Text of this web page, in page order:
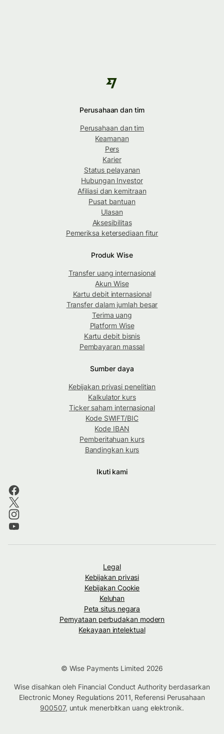
Perusahaan dan tim
Perusahaan dan tim
Keamanan
Pers
Karier
Status pelayanan
Hubungan Investor
Afiliasi dan kemitraan
Pusat bantuan
Ulasan
Aksesibilitas
Pemeriksa ketersediaan fitur
Produk Wise
Transfer uang internasional
Akun Wise
Kartu debit internasional
Transfer dalam jumlah besar
Terima uang
Platform Wise
Kartu debit bisnis
Pembayaran massal
Sumber daya
Kebijakan privasi penelitian
Kalkulator kurs
Ticker saham internasional
Kode SWIFT/BIC
Kode IBAN
Pemberitahuan kurs
Bandingkan kurs
Ikuti kami
Legal
Kebijakan privasi
Kebijakan Cookie
Keluhan
Peta situs negara
Pernyataan perbudakan modern
Kekayaan intelektual
© Wise Payments Limited 2026
Wise disahkan oleh Financial Conduct Authority berdasarkan
Electronic Money Regulations 2011, Referensi Perusahaan
900507, untuk menerbitkan uang elektronik.